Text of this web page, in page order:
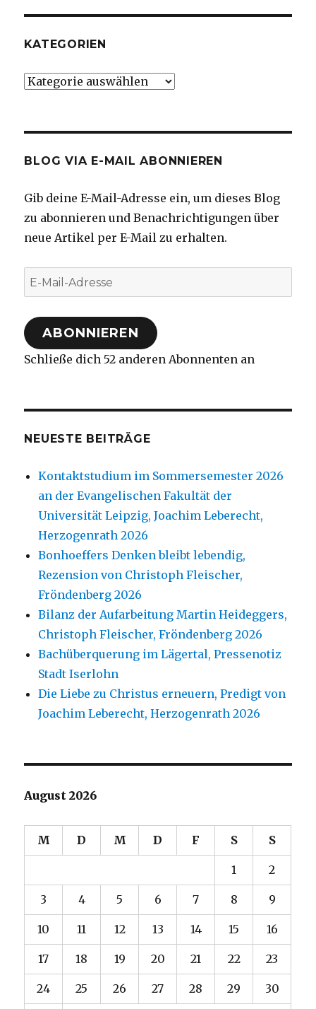
KATEGORIEN
Kategorien
BLOG VIA E-MAIL ABONNIEREN
Gib deine E-Mail-Adresse ein, um dieses Blog
zu abonnieren und Benachrichtigungen über
neue Artikel per E-Mail zu erhalten.
E-
Mail-
Adresse
ABONNIEREN
Schließe dich 52 anderen Abonnenten an
NEUESTE BEITRÄGE
Kontaktstudium im Sommersemester 2026
an der Evangelischen Fakultät der
Universität Leipzig, Joachim Leberecht,
Herzogenrath 2026
Bonhoeffers Denken bleibt lebendig,
Rezension von Christoph Fleischer,
Fröndenberg 2026
Bilanz der Aufarbeitung Martin Heideggers,
Christoph Fleischer, Fröndenberg 2026
Bachüberquerung im Lägertal, Pressenotiz
Stadt Iserlohn
Die Liebe zu Christus erneuern, Predigt von
Joachim Leberecht, Herzogenrath 2026
August 2026
M D M D F S S
1 2
3 4 5 6 7 8 9
10 11 12 13 14 15 16
17 18 19 20 21 22 23
24 25 26 27 28 29 30